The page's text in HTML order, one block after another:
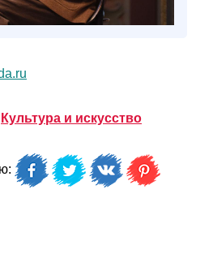
Культура и искусство